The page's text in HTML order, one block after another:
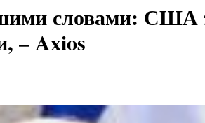
словами: США
– Axios